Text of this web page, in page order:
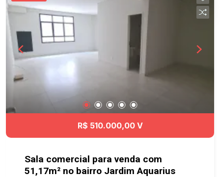
R$ 510.000,00 V
Sala comercial para venda com
51,17m² no bairro Jardim Aquarius